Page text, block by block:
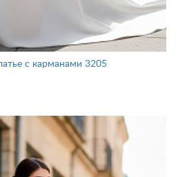
с карманами 3205